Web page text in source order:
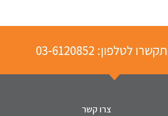
לטלפון: 03-6120852
צרו קשר